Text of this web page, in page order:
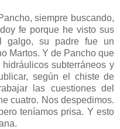
siempre buscando,
fe porque he visto sus
galgo, su padre fue un
Martos. Y de Pancho que
subterráneos y
según el chiste de
las cuestiones del
cuatro. Nos despedimos.
teníamos prisa. Y esto